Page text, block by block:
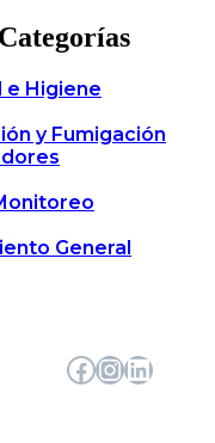
e Higiene
y Fumigación
General
Facebook
Instagram
LinkedIn